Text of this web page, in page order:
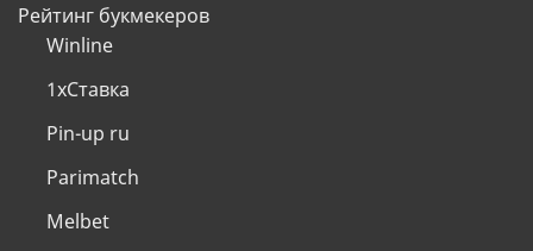
Рейтинг букмекеров
Winline
1хСтавка
Pin-up ru
Parimatch
Melbet